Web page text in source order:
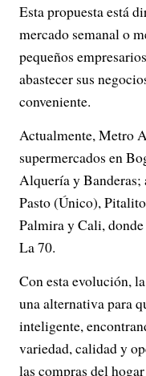
Esta propuesta está
mercado semanal o
pequeños
abastecer sus
conveniente.
Actualmente, Metro
supermercados en
Alquería y Banderas;
Pasto (Único),
Palmira y Cali,
La 70.
Con esta evolución,
una alternativa para
inteligente,
variedad, calidad y
las compras del